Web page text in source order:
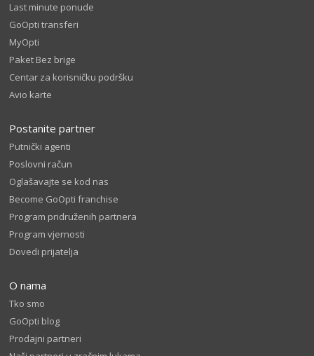
Last minute ponude
GoOpti transferi
MyOpti
Paket Bez brige
Centar za korisničku podršku
Avio karte
Postanite partner
Putnički agenti
Poslovni račun
Oglašavajte se kod nas
Become GoOpti franchise
Program pridruženih partnera
Program vjernosti
Dovedi prijatelja
O nama
Tko smo
GoOpti blog
Prodajni partneri